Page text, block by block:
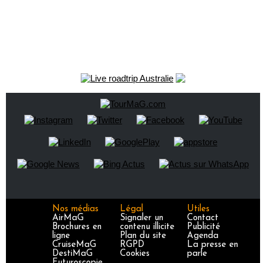
Nos médias
AirMaG
Brochures en
ligne
CruiseMaG
DestiMaG
Légal
Signaler un
contenu illicite
Plan du site
RGPD
Cookies
Utiles
Contact
Publicité
Agenda
La presse en
parle